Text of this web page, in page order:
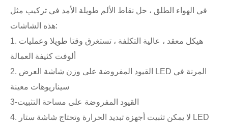
في الهواء الطلق ، حل نقاط الألم طويلة الأمد في تركيب مثل
هذه الشاشات:
1. هيكل معقد ، عالية التكلفة ، تستغرق وقتا طويلا وعمليات
ألوفت كثيفة العمالة
2. القيود المفروضة على وزن شاشة العرض LED المرنة في
سيناريوهات معينة
3-القيود المفروضة على مساحة التثبيت
4. لا يمكن تثبيت أجهزة تبديد الحرارة وتحتاج شاشة ستار LED